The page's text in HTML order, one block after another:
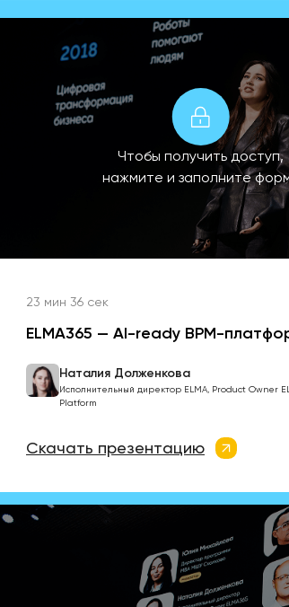
Чтобы получить доступ,
нажмите и заполните
23 мин 36 сек
ELMA365 — AI-ready BPM-
Наталия Долженкова
Исполнительный директор ELMA, Product Owner
Platform
Скачать презентацию